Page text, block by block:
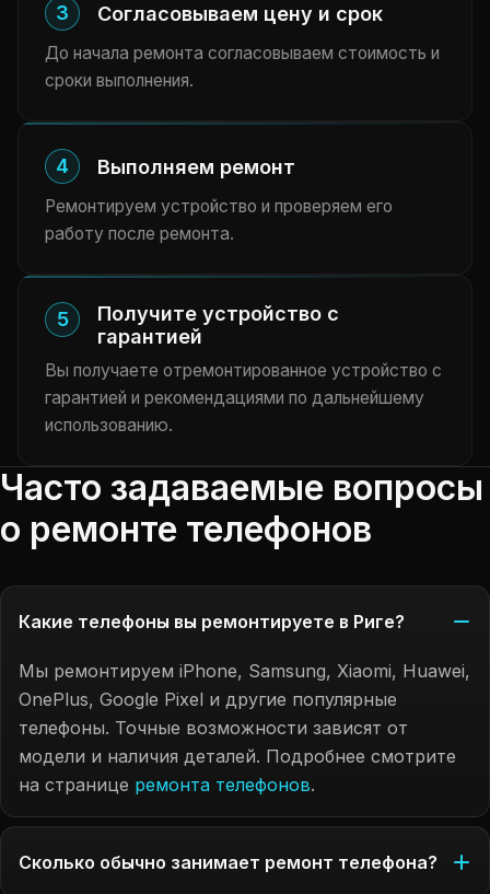
3 Согласовываем цену и срок
До начала ремонта согласовываем стоимость и
сроки выполнения.
4 Выполняем ремонт
Ремонтируем устройство и проверяем его
работу после ремонта.
5
Получите устройство с
гарантией
Вы получаете отремонтированное устройство с
гарантией и рекомендациями по дальнейшему
использованию.
Часто задаваемые вопросы
о ремонте телефонов
Какие телефоны вы ремонтируете в Риге?
Мы ремонтируем iPhone, Samsung, Xiaomi, Huawei,
OnePlus, Google Pixel и другие популярные
телефоны. Точные возможности зависят от
модели и наличия деталей. Подробнее смотрите
на странице ремонта телефонов.
Сколько обычно занимает ремонт телефона?